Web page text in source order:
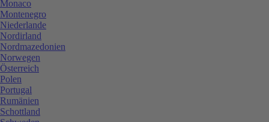
Monaco
Montenegro
Niederlande
Nordirland
Nordmazedonien
Norwegen
Österreich
Polen
Portugal
Rumänien
Schottland